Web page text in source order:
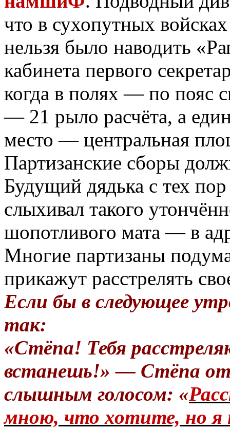
что в сухопутных
нельзя было наводить
кабинета первого
когда в полях — по пояс
— 21 рыло расчёта, а
место — центральная
Партизанские сборы
Будущий дядька с тех
слыхивал такого
шопотливого мата — в
Многие партизаны
прикажут расстрелять
Если бы в следующее
так:
«Стёпа! Тебя
встанешь!» — Стёпа
слышным голосом: «
мною, что хотите, но я